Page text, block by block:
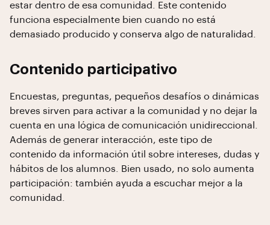
estar dentro de esa comunidad. Este contenido
funciona especialmente bien cuando no está
demasiado producido y conserva algo de naturalidad.
Contenido participativo
Encuestas, preguntas, pequeños desafíos o dinámicas
breves sirven para activar a la comunidad y no dejar la
cuenta en una lógica de comunicación unidireccional.
Además de generar interacción, este tipo de
contenido da información útil sobre intereses, dudas y
hábitos de los alumnos. Bien usado, no solo aumenta
participación: también ayuda a escuchar mejor a la
comunidad.